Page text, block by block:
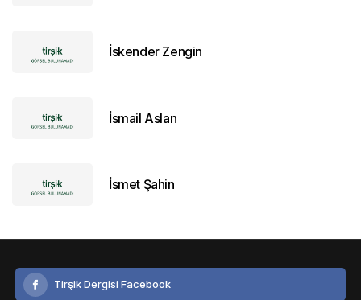
İskender Zengin
İsmail Aslan
İsmet Şahin
Tirşik Dergisi Facebook